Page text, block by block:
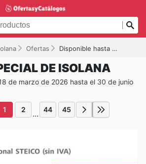
Ofertas Disponible hasta el 30/06/2026
DE ISOLANA
de marzo de 2026 hasta el 30 de junio
1 2 ... 44 45